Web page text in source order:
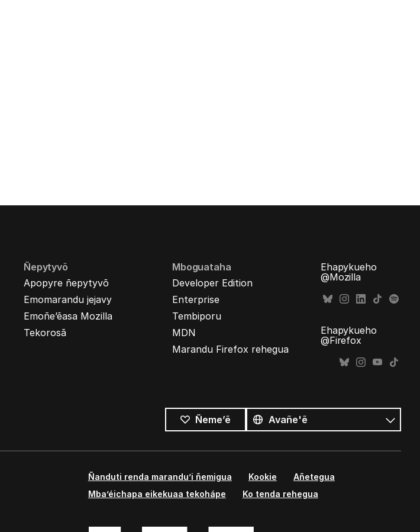
Ñepytyvõ
Apopyre ñepytyvõ
Emomarandu jejavy
Emoñe’ẽasa Mozilla
Tekorosã
Mboguataha
Developer Edition
Enterprise
Tembiporu
MDN
Marandu Firefox rehegua
Ehapykueho
@Mozilla
Ehapykueho
@Firefox
Ñeme’ẽ
ñe’ẽ
Ñe’ẽ
Ñanduti renda marandu’i ñemigua Kookie
Añetegua
Mba’éichapa eikekuaa tekohápe
Ko tenda rehegua